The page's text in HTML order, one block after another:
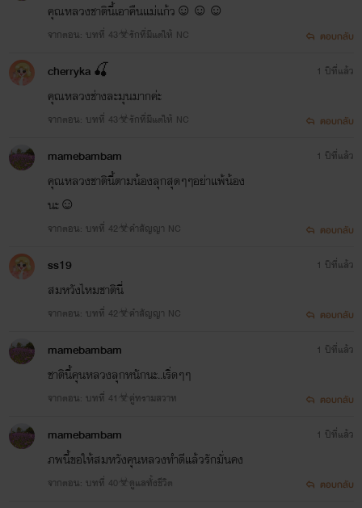
✯¸.•´*¨`*•✿ ✿
E-bookทุกเรื่องของpaper storiesเป็นเจ้าของได้แล้ววันนี้ที่meb
คุณหลวงชาตินี้เอาคืนแม่แก้ว☺☺☺
จากตอน: บทที่ 43☣รักที่มีแต่ให้ NC ตอบกลับ
cherryka 🍒
คุณหลวงช่างละมุนมากค่ะ
จากตอน: บทที่ 43☣รักที่มีแต่ให้ NC
1 ปีที่แล้ว
ตอบกลับ
mamebambam
คุณหลวงชาตินี้ตามน้องลุกสุดๆๆอย่าแพ้น้อง
นะ☺
จากตอน: บทที่ 42☣คำสัญญา NC
1 ปีที่แล้ว
ตอบกลับ
ss19
สมหวังไหมชาตินี่
จากตอน: บทที่ 42☣คำสัญญา NC
1 ปีที่แล้ว
ตอบกลับ
mamebambam
ชาตินี้คุนหลวงลุกหนักนะ..เริ่ดๆๆ
จากตอน: บทที่ 41☣คู่ทรามสวาท
1 ปีที่แล้ว
ตอบกลับ
mamebambam
ภพนี้ขอให้สมหวังคุนหลวงทำดีแล้วรักมั่นคง
จากตอน: บทที่ 40☣ดูแลทั้งชีวิต
1 ปีที่แล้ว
ตอบกลับ